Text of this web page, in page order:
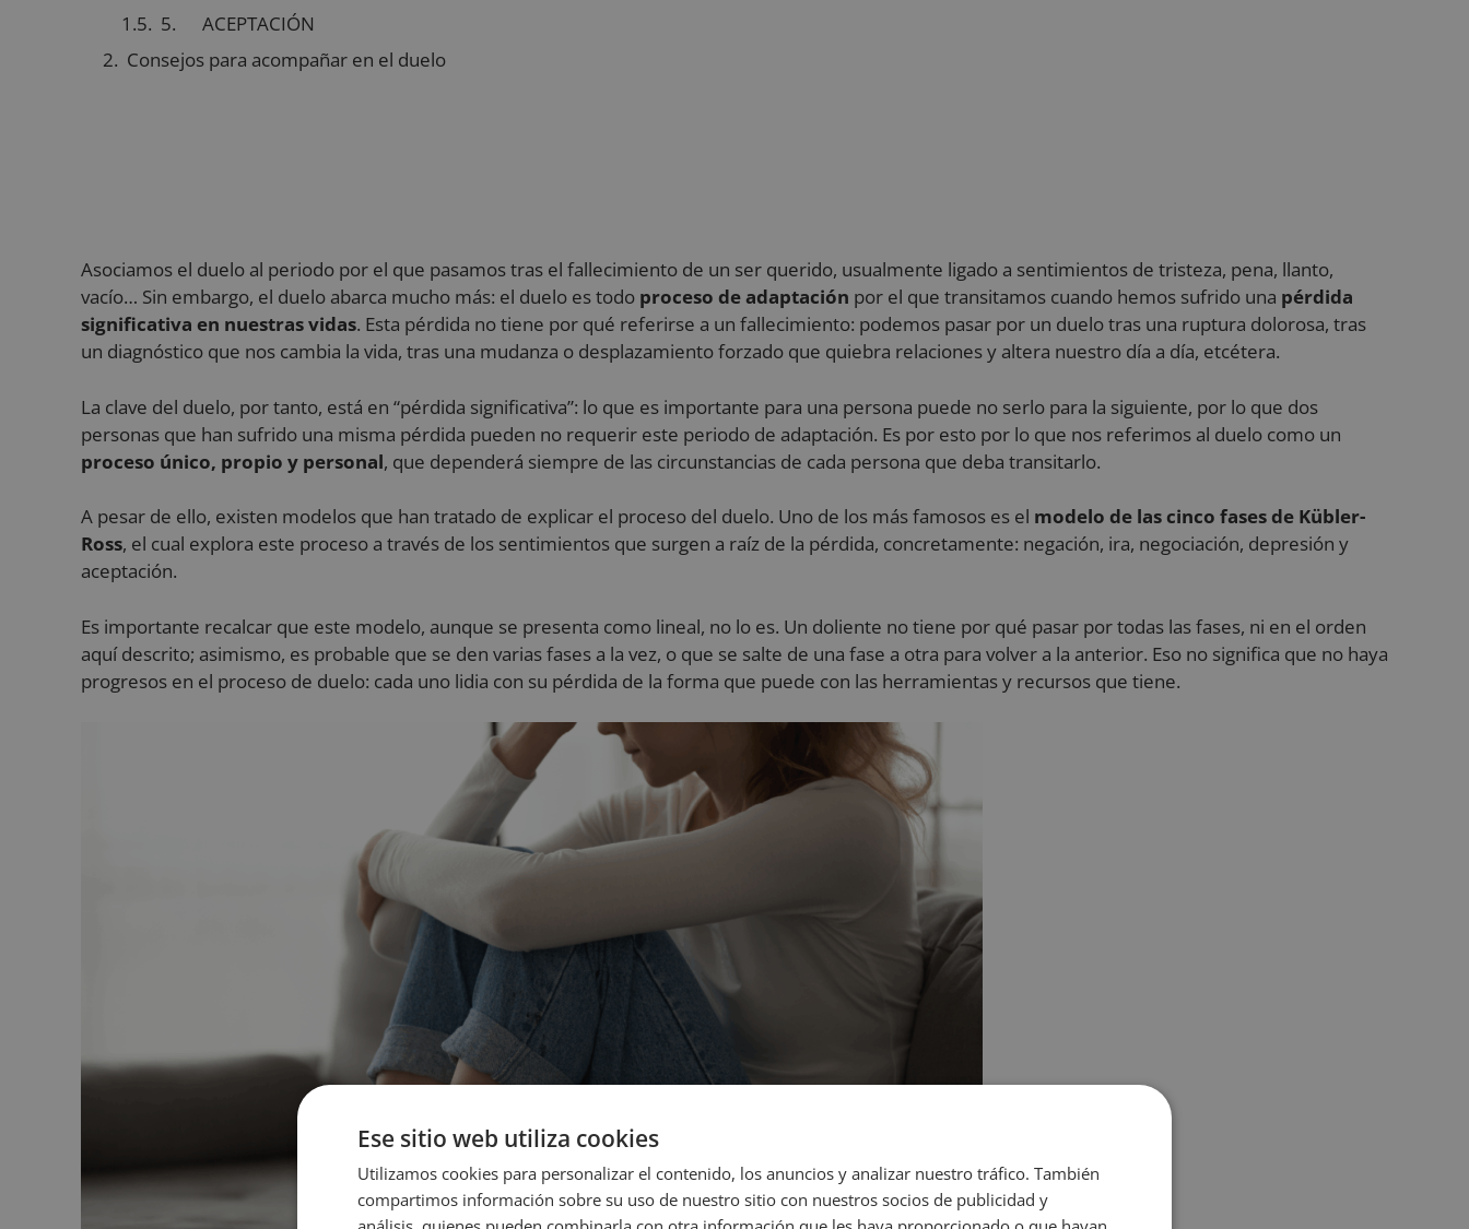
5. ACEPTACIÓN
Consejos para acompañar en el duelo
Asociamos el duelo al periodo por el que pasamos tras el fallecimiento de un ser querido, usualmente ligado a sentimientos de tristeza, pena, llanto,
vacío… Sin embargo, el duelo abarca mucho más: el duelo es todo proceso de adaptación por el que transitamos cuando hemos sufrido una pérdida
significativa en nuestras vidas. Esta pérdida no tiene por qué referirse a un fallecimiento: podemos pasar por un duelo tras una ruptura dolorosa, tras
un diagnóstico que nos cambia la vida, tras una mudanza o desplazamiento forzado que quiebra relaciones y altera nuestro día a día, etcétera.
La clave del duelo, por tanto, está en “pérdida significativa”: lo que es importante para una persona puede no serlo para la siguiente, por lo que dos
personas que han sufrido una misma pérdida pueden no requerir este periodo de adaptación. Es por esto por lo que nos referimos al duelo como un
proceso único, propio y personal, que dependerá siempre de las circunstancias de cada persona que deba transitarlo.
A pesar de ello, existen modelos que han tratado de explicar el proceso del duelo. Uno de los más famosos es el modelo de las cinco fases de Kübler-
Ross, el cual explora este proceso a través de los sentimientos que surgen a raíz de la pérdida, concretamente: negación, ira, negociación, depresión y
aceptación.
Es importante recalcar que este modelo, aunque se presenta como lineal, no lo es. Un doliente no tiene por qué pasar por todas las fases, ni en el orden
aquí descrito; asimismo, es probable que se den varias fases a la vez, o que se salte de una fase a otra para volver a la anterior. Eso no significa que no haya
progresos en el proceso de duelo: cada uno lidia con su pérdida de la forma que puede con las herramientas y recursos que tiene.
Ese sitio web utiliza cookies
Utilizamos cookies para personalizar el contenido, los anuncios y analizar nuestro tráfico. También
compartimos información sobre su uso de nuestro sitio con nuestros socios de publicidad y